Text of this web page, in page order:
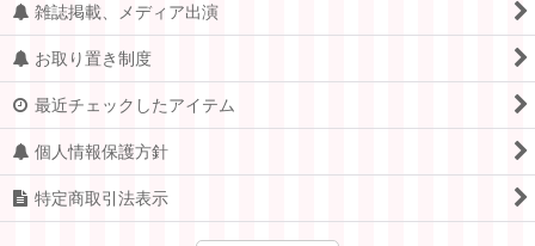
アメリカ
イギリス
ポーランド
イタリア
雑誌掲載、メディア出演
お取り置き制度
最近チェックしたアイテム
個人情報保護方針
特定商取引法表示